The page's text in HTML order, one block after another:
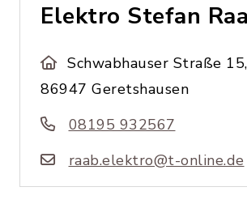
Elektro Stefan
Schwabhauser Straße 15,
86947 Geretshausen
08195 932567
raab.elektro@t-online.de